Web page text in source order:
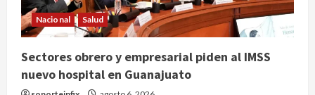
Nacional Salud
Sectores obrero y empresarial piden al IMSS
nuevo hospital en Guanajuato